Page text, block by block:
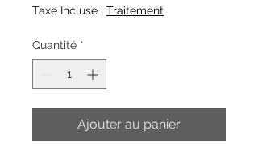
Taxe Incluse | Traitement
Quantité *
Ajouter au panier